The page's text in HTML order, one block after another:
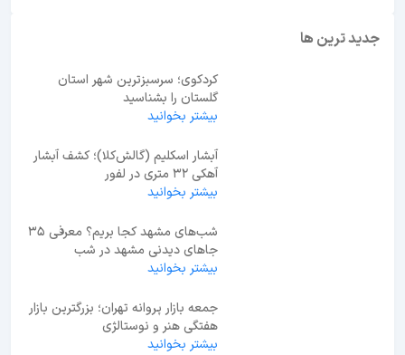
جدید ترین ها
کردکوی؛ سرسبزترین شهر استان
گلستان را بشناسید
بیشتر بخوانید
آبشار اسکلیم (گالش‌کلا)؛ کشف آبشار
آهکی ۳۲ متری در لفور
بیشتر بخوانید
شب‌های مشهد کجا بریم؟ معرفی 35
جاهای دیدنی مشهد در شب
بیشتر بخوانید
جمعه بازار پروانه تهران؛ بزرگترین بازار
هفتگی هنر و نوستالژی
بیشتر بخوانید